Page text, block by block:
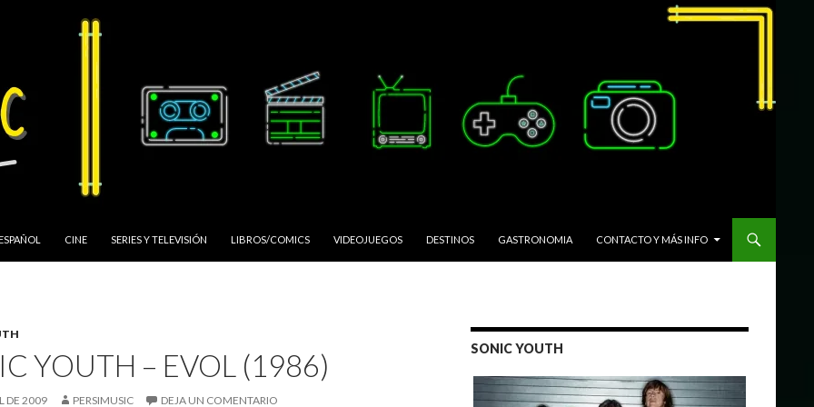
CINE SERIES Y TELEVISIÓN LIBROS/COMICS VIDEOJUEGOS DESTINOS GASTRONOMIA CONTACTO Y MÁS INFO
YOUTH – EVOL (1986)
DE 2009 PERSIMUSIC DEJA UN COMENTARIO
SONIC YOUTH